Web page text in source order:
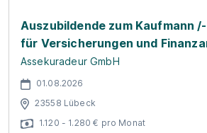
Auszubildende zum Kaufmann
für Versicherungen und
Assekuradeur GmbH
01.08.2026
23558 Lübeck
1.120 - 1.280 € pro Monat